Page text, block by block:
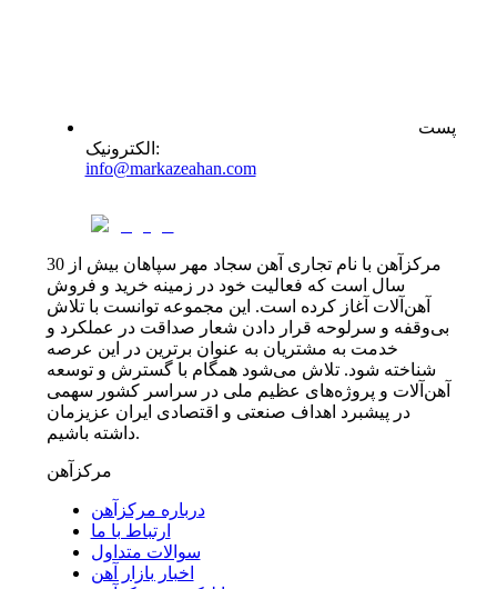
پست
الکترونیک :
info@markazeahan.com
مرکزآهن با نام تجاری آهن سجاد مهر سپاهان بیش از 30
سال است که فعالیت خود در زمینه خرید و فروش
آهن‌آلات آغاز کرده است. این مجموعه توانست با تلاش
بی‌وقفه و سرلوحه قرار دادن شعار صداقت در عملکرد و
خدمت به مشتریان به عنوان برترین در این عرصه
شناخته شود. تلاش می‌شود همگام با گسترش و توسعه
آهن‌آلات و پروژه‌های عظیم ملی در سراسر کشور سهمی
در پیشبرد اهداف صنعتی و اقتصادی ایران عزیزمان
داشته باشیم.
مرکزآهن
درباره مرکزآهن
ارتباط با ما
سوالات متداول
اخبار بازار آهن